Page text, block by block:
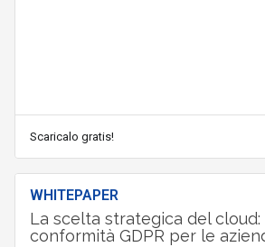
Scaricalo gratis!
WHITEPAPER
La scelta strategica del cloud:
conformità GDPR per le